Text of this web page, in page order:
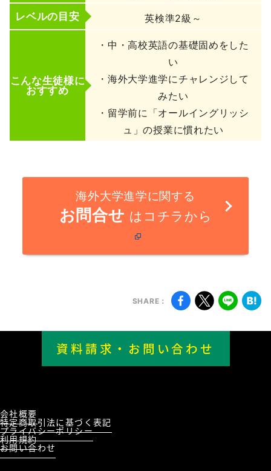
レベルの目安 英検準2級～
こんな生徒様に
おすすめ
・中・⾼校英語の基礎固めをした
い
・海外大学進学にチャレンジして
みたい
・留学前に「オールイングリッシ
ュ」の授業に慣れたい
海外大学進学に関する
お問合せ はコチラから
SHARE：
資料請求・お問い合わせ
会社概要
特定商取引法に基づく表記
プライバシーポリシー
利用規約
お問い合わせ